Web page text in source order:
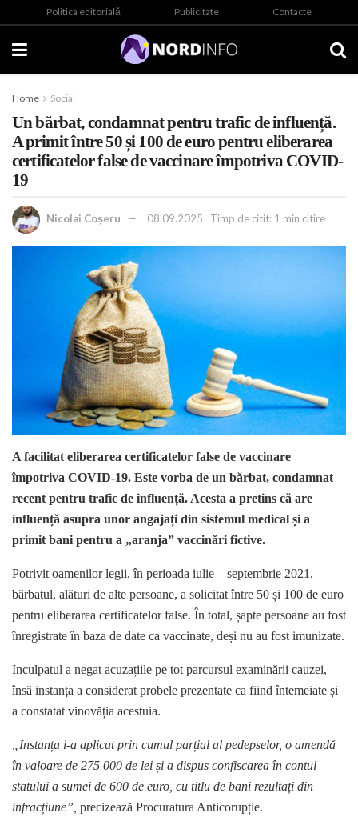
Politica editorială Publicitate Contacte
Home Social
Un bărbat, condamnat pentru trafic de influență.
A primit între 50 și 100 de euro pentru eliberarea
certificatelor false de vaccinare împotriva COVID-
19
Nicolai Coșeru 08.09.2025 Timp de citit: 1 min citire
A facilitat eliberarea certificatelor false de vaccinare
împotriva COVID-19. Este vorba de un bărbat, condamnat
recent pentru trafic de influență. Acesta a pretins că are
influență asupra unor angajați din sistemul medical și a
primit bani pentru a „aranja” vaccinări fictive.
Potrivit oamenilor legii, în perioada iulie – septembrie 2021,
bărbatul, alături de alte persoane, a solicitat între 50 și 100 de euro
pentru eliberarea certificatelor false. În total, șapte persoane au fost
înregistrate în baza de date ca vaccinate, deși nu au fost imunizate.
Inculpatul a negat acuzațiile pe tot parcursul examinării cauzei,
însă instanța a considerat probele prezentate ca fiind întemeiate și
a constatat vinovăția acestuia.
„Instanța i-a aplicat prin cumul parțial al pedepselor, o amendă
în valoare de 275 000 de lei și a dispus confiscarea în contul
statului a sumei de 600 de euro, cu titlu de bani rezultați din
infracțiune”, precizează Procuratura Anticorupție.